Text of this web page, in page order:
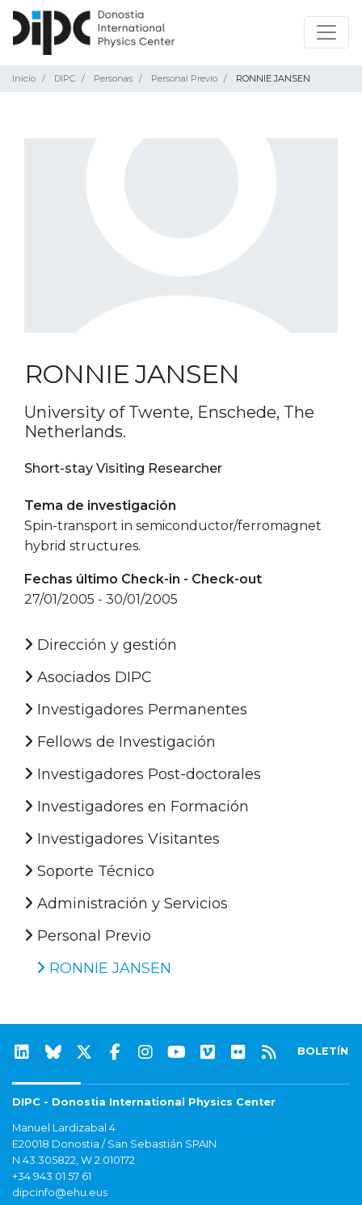
Inicio DIPC Personas Personal Previo RONNIE JANSEN
RONNIE JANSEN
University of Twente, Enschede, The
Netherlands.
Short-stay Visiting Researcher
Tema de investigación
Spin-transport in semiconductor/ferromagnet
hybrid structures.
Fechas último Check-in - Check-out
27/01/2005 - 30/01/2005
Dirección y gestión
Asociados DIPC
Investigadores Permanentes
Fellows de Investigación
Investigadores Post-doctorales
Investigadores en Formación
Investigadores Visitantes
Soporte Técnico
Administración y Servicios
Personal Previo
RONNIE JANSEN
BOLETÍN
DIPC - Donostia International Physics Center
Manuel Lardizabal 4
E20018 Donostia / San Sebastián SPAIN
N 43.305822, W 2.010172
+34 943 01 57 61
dipcinfo@ehu.eus